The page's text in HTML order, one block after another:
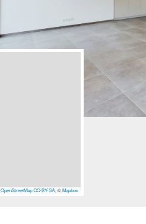
OpenStreetMap CC-BY-SA, ©Mapbox